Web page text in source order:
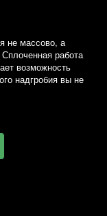
не массово, а
работа
возможность
надгробия вы не